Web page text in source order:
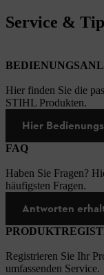
Service &
Hier finden Sie die
STIHL Produkten.
Hier
FAQ
Haben Sie Fragen?
häufigsten Fragen.
Antworten
Registrieren Sie Ihr
umfassenden Service.